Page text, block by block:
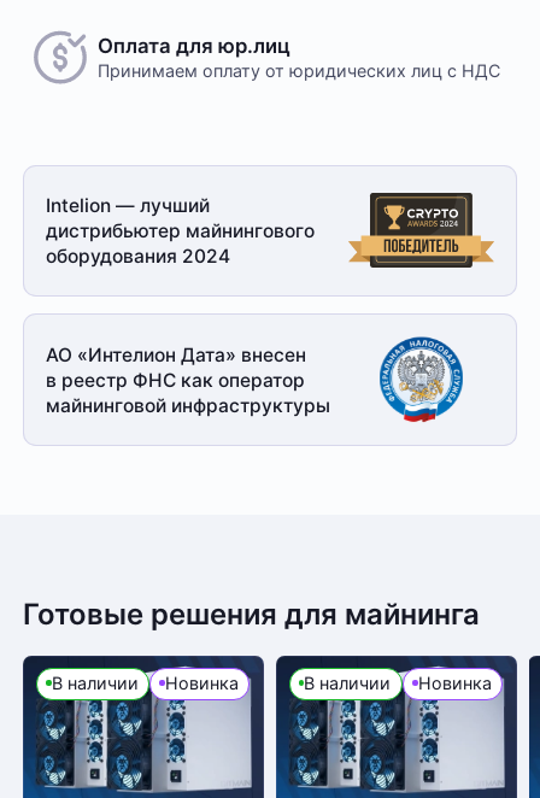
Оплата для юр.лиц
Принимаем оплату от юридических лиц с НДС
Intelion — лучший
дистрибьютер майнингового
оборудования 2024
АО «Интелион Дата» внесен
в реестр ФНС как оператор
майнинговой инфраструктуры
Готовые решения для майнинга
В наличии Новинка В наличии Новинка